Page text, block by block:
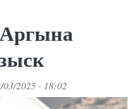
03/2025 - 18:02